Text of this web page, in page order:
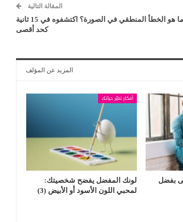
المقالة التالية
ما هو الخطأ المنطقي في الصورة؟ اكتشفوه في 15 ثانية
كحد أقصى
المزيد عن المؤلف
بفضل
أفكار تغيّر حياتك
لونك المفضل يفضح شخصيتك:
لمحبي اللون الأسود أو الأبيض (3)